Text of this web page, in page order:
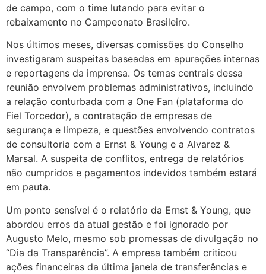
de campo, com o time lutando para evitar o
rebaixamento no Campeonato Brasileiro.
Nos últimos meses, diversas comissões do Conselho
investigaram suspeitas baseadas em apurações internas
e reportagens da imprensa. Os temas centrais dessa
reunião envolvem problemas administrativos, incluindo
a relação conturbada com a One Fan (plataforma do
Fiel Torcedor), a contratação de empresas de
segurança e limpeza, e questões envolvendo contratos
de consultoria com a Ernst & Young e a Alvarez &
Marsal. A suspeita de conflitos, entrega de relatórios
não cumpridos e pagamentos indevidos também estará
em pauta.
Um ponto sensível é o relatório da Ernst & Young, que
abordou erros da atual gestão e foi ignorado por
Augusto Melo, mesmo sob promessas de divulgação no
“Dia da Transparência”. A empresa também criticou
ações financeiras da última janela de transferências e